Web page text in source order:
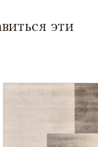
эти